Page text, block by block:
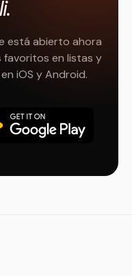
está abierto ahora
favoritos en listas y
iOS y Android.